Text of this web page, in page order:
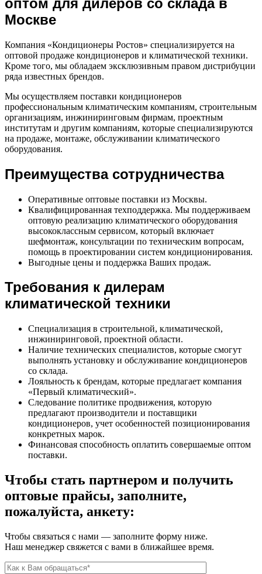
Москве
Компания «Кондиционеры Ростов» специализируется на
оптовой продаже кондиционеров и климатической техники.
Кроме того, мы обладаем эксклюзивным правом дистрибуции
ряда известных брендов.
Мы осуществляем поставки кондиционеров
профессиональным климатическим компаниям, строительным
организациям, инжиниринговым фирмам, проектным
институтам и другим компаниям, которые специализируются
на продаже, монтаже, обслуживании климатического
оборудования.
Преимущества сотрудничества
Оперативные оптовые поставки из Москвы.
Квалифицированная техподдержка. Мы поддерживаем
оптовую реализацию климатического оборудования
высококлассным сервисом, который включает
шефмонтаж, консультации по техническим вопросам,
помощь в проектировании систем кондиционирования.
Выгодные цены и поддержка Ваших продаж.
Требования к дилерам
климатической техники
Специализация в строительной, климатической,
инжиниринговой, проектной области.
Наличие технических специалистов, которые смогут
выполнять установку и обслуживание кондиционеров
со склада.
Лояльность к брендам, которые предлагает компания
«Первый климатический».
Следование политике продвижения, которую
предлагают производители и поставщики
кондиционеров, учет особенностей позиционирования
конкретных марок.
Финансовая способность оплатить совершаемые оптом
поставки.
Чтобы стать партнером и получить
оптовые прайсы, заполните,
пожалуйста, анкету:
Чтобы связаться с нами — заполните форму ниже.
Наш менеджер свяжется с вами в ближайшее время.